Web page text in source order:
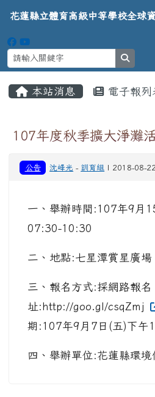
花蓮縣立體育高級
導覽列
花蓮縣立體育高級中等學校全球
本站消息 電子報列
107年度秋季擴大淨灘
公告 沈峰光 - 訓育組 | 2018-08-
一、舉辦時間:107年9月
07:30-10:30
二、地點:七星潭賞星廣場
三、報名方式:採網路報名
址:http://goo.gl/csqZmj
期:107年9月7日(五)下午
四、舉辦單位:花蓮縣環境